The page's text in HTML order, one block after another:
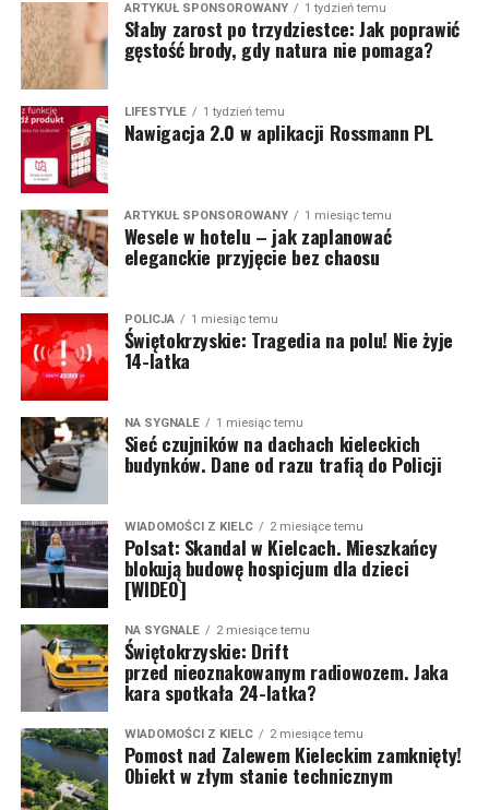
ARTYKUŁ SPONSOROWANY 1 tydzień temu
Słaby zarost po trzydziestce: Jak poprawić
gęstość brody, gdy natura nie pomaga?
LIFESTYLE 1 tydzień temu
Nawigacja 2.0 w aplikacji Rossmann PL
ARTYKUŁ SPONSOROWANY 1 miesiąc temu
Wesele w hotelu – jak zaplanować
eleganckie przyjęcie bez chaosu
POLICJA 1 miesiąc temu
Świętokrzyskie: Tragedia na polu! Nie żyje
14-latka
NA SYGNALE 1 miesiąc temu
Sieć czujników na dachach kieleckich
budynków. Dane od razu trafią do Policji
WIADOMOŚCI Z KIELC 2 miesiące temu
Polsat: Skandal w Kielcach. Mieszkańcy
blokują budowę hospicjum dla dzieci
[WIDEO]
NA SYGNALE 2 miesiące temu
Świętokrzyskie: Drift
przed nieoznakowanym radiowozem. Jaka
kara spotkała 24-latka?
WIADOMOŚCI Z KIELC 2 miesiące temu
Pomost nad Zalewem Kieleckim zamknięty!
Obiekt w złym stanie technicznym